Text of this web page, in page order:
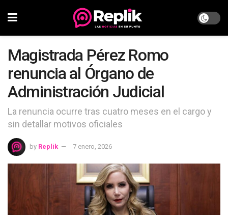
Magistrada Pérez Romo
renuncia al Órgano de
Administración Judicial
La renuncia ocurre tras cuatro meses en el cargo y
sin detallar motivos oficiales
by Replik 7 enero, 2026